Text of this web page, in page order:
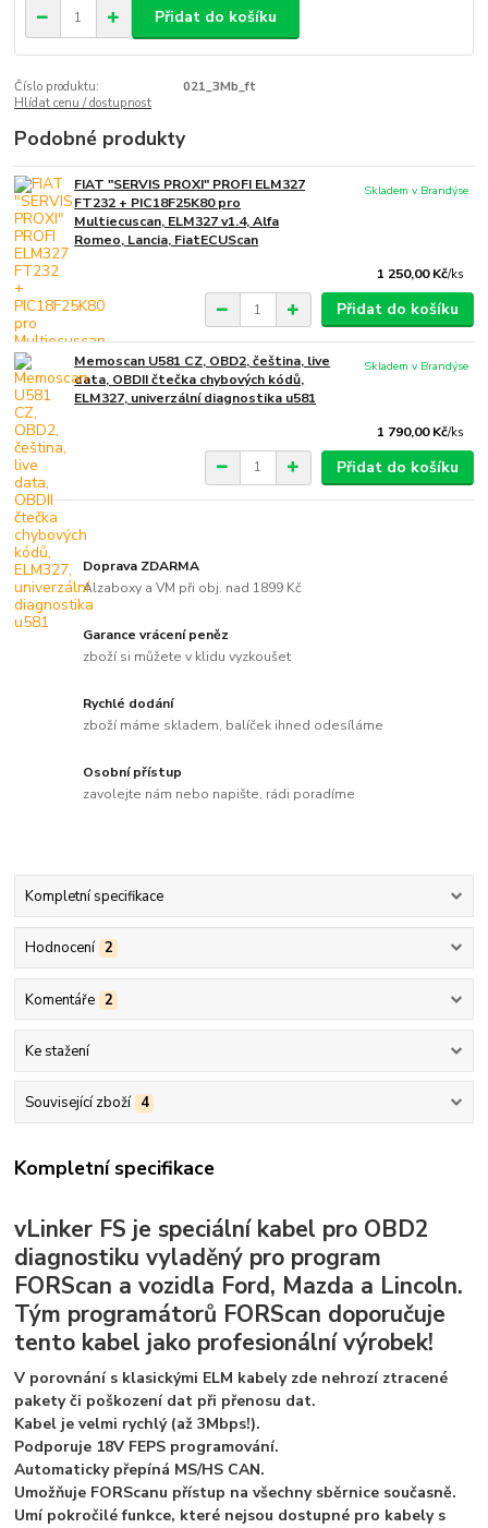
Přidat do košíku
Číslo produktu:
021_3Mb_ft
Hlídat cenu / dostupnost
Podobné produkty
FIAT "SERVIS PROXI" PROFI ELM327
FT232 + PIC18F25K80 pro
Multiecuscan, ELM327 v1.4, Alfa
Romeo, Lancia, FiatECUScan
1 250,00 Kč/ks
Skladem v Brandýse
Přidat do košíku
Memoscan U581 CZ, OBD2, čeština, live
data, OBDII čtečka chybových kódů,
ELM327, univerzální diagnostika u581
1 790,00 Kč/ks
Skladem v Brandýse
Přidat do košíku
Doprava ZDARMA
Alzaboxy a VM při obj. nad 1899 Kč
Garance vrácení peněz
zboží si můžete v klidu vyzkoušet
Rychlé dodání
zboží máme skladem, balíček ihned odesíláme
Osobní přístup
zavolejte nám nebo napište, rádi poradíme
Kompletní specifikace
Hodnocení 2
Komentáře 2
Ke stažení
Související zboží 4
Kompletní specifikace
vLinker FS je speciální kabel pro OBD2
diagnostiku vyladěný pro program
FORScan a vozidla Ford, Mazda a Lincoln.
Tým programátorů FORScan doporučuje
tento kabel jako profesionální výrobek!
V porovnání s klasickými ELM kabely zde nehrozí ztracené
pakety či poškození dat při přenosu dat.
Kabel je velmi rychlý (až 3Mbps!).
Podporuje 18V FEPS programování.
Automaticky přepíná MS/HS CAN.
Umožňuje FORScanu přístup na všechny sběrnice současně.
Umí pokročilé funkce, které nejsou dostupné pro kabely s